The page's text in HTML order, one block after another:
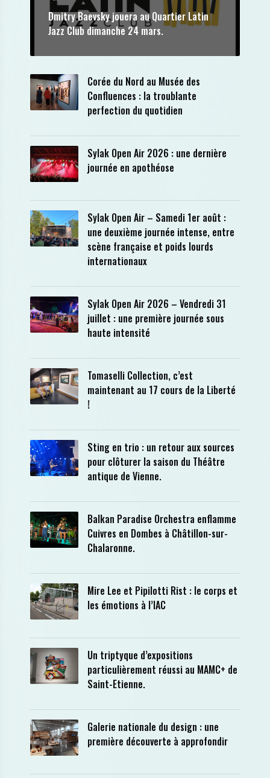
Dmitry Baevsky jouera au Quartier Latin
Jazz Club dimanche 24 mars.
Corée du Nord au Musée des
Confluences : la troublante
perfection du quotidien
Sylak Open Air 2026 : une dernière
journée en apothéose
Sylak Open Air – Samedi 1er août :
une deuxième journée intense, entre
scène française et poids lourds
internationaux
Sylak Open Air 2026 – Vendredi 31
juillet : une première journée sous
haute intensité
Tomaselli Collection, c’est
maintenant au 17 cours de la Liberté
!
Sting en trio : un retour aux sources
pour clôturer la saison du Théâtre
antique de Vienne.
Balkan Paradise Orchestra enflamme
Cuivres en Dombes à Châtillon-sur-
Chalaronne.
Mire Lee et Pipilotti Rist : le corps et
les émotions à l’IAC
Un triptyque d’expositions
particulièrement réussi au MAMC+ de
Saint-Etienne.
Galerie nationale du design : une
première découverte à approfondir